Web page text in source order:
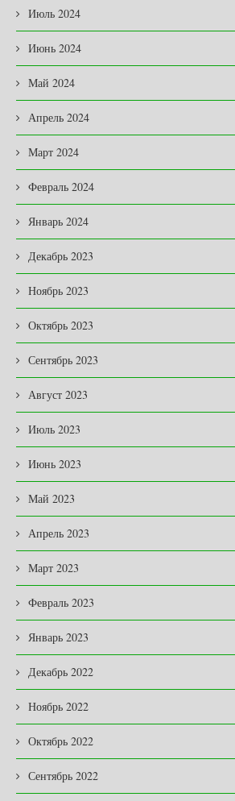
Июль 2024
Июнь 2024
Май 2024
Апрель 2024
Март 2024
Февраль 2024
Январь 2024
Декабрь 2023
Ноябрь 2023
Октябрь 2023
Сентябрь 2023
Август 2023
Июль 2023
Июнь 2023
Май 2023
Апрель 2023
Март 2023
Февраль 2023
Январь 2023
Декабрь 2022
Ноябрь 2022
Октябрь 2022
Сентябрь 2022